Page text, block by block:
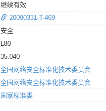
继续有效
20090331-T-469
安全
L80
35.040
全国网络安全标准化技术委员会
全国网络安全标准化技术委员会
国家标准委